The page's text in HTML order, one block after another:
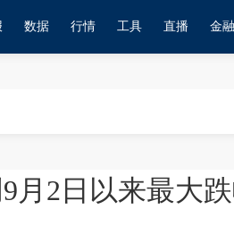
数据 行情 工具 直播 金
2日以来最大跌